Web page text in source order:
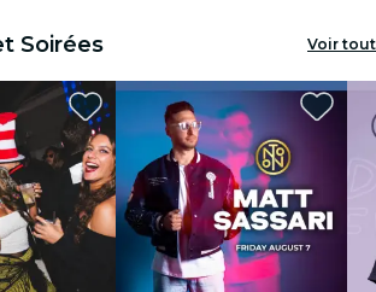
Soirées Voir tout